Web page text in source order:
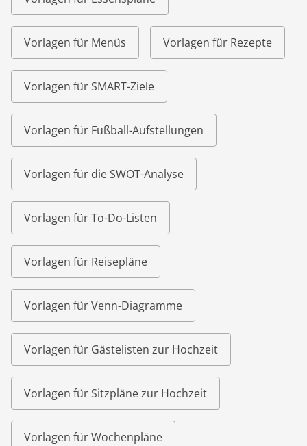
Vorlagen für Menüs Vorlagen für Rezepte
Vorlagen für SMART-Ziele
Vorlagen für Fußball-Aufstellungen
Vorlagen für die SWOT-Analyse
Vorlagen für To-Do-Listen
Vorlagen für Reisepläne
Vorlagen für Venn-Diagramme
Vorlagen für Gästelisten zur Hochzeit
Vorlagen für Sitzpläne zur Hochzeit
Vorlagen für Wochenpläne